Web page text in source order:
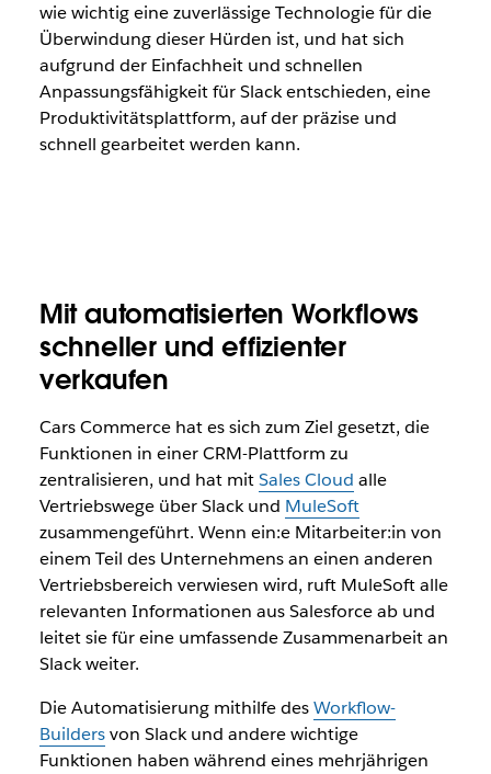
wie wichtig eine zuverlässige Technologie für die
Überwindung dieser Hürden ist, und hat sich
aufgrund der Einfachheit und schnellen
Anpassungsfähigkeit für Slack entschieden, eine
Produktivitätsplattform, auf der präzise und
schnell gearbeitet werden kann.
Mit automatisierten Workflows
schneller und effizienter
verkaufen
Cars Commerce hat es sich zum Ziel gesetzt, die
Funktionen in einer CRM-Plattform zu
zentralisieren, und hat mitSales Cloud alle
Vertriebswege über Slack und MuleSoft
zusammengeführt. Wenn ein:e Mitarbeiter:in von
einem Teil des Unternehmens an einen anderen
Vertriebsbereich verwiesen wird, ruft MuleSoft alle
relevanten Informationen aus Salesforce ab und
leitet sie für eine umfassende Zusammenarbeit an
Slack weiter.
Die Automatisierung mithilfe desWorkflow-
Buildersvon Slack und andere wichtige
Funktionen haben während eines mehrjährigen